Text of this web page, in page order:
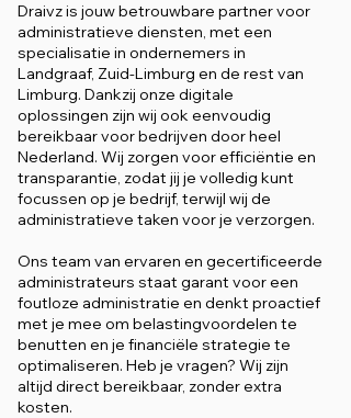
Draivz is jouw betrouwbare partner voor
administratieve diensten, met een
specialisatie in ondernemers in
Landgraaf, Zuid-Limburg en de rest van
Limburg. Dankzij onze digitale
oplossingen zijn wij ook eenvoudig
bereikbaar voor bedrijven door heel
Nederland. Wij zorgen voor efficiëntie en
transparantie, zodat jij je volledig kunt
focussen op je bedrijf, terwijl wij de
administratieve taken voor je verzorgen.
Ons team van ervaren en gecertificeerde
administrateurs staat garant voor een
foutloze administratie en denkt proactief
met je mee om belastingvoordelen te
benutten en je financiële strategie te
optimaliseren. Heb je vragen? Wij zijn
altijd direct bereikbaar, zonder extra
kosten.